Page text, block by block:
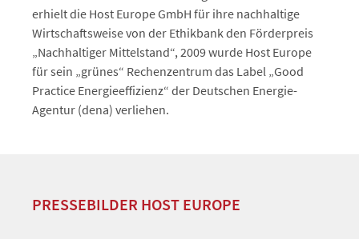
erhielt die Host Europe GmbH für ihre nachhaltige
Wirtschaftsweise von der Ethikbank den Förderpreis
„Nachhaltiger Mittelstand“, 2009 wurde Host Europe
für sein „grünes“ Rechenzentrum das Label „Good
Practice Energieeffizienz“ der Deutschen Energie-
Agentur (dena) verliehen.
PRESSEBILDER HOST EUROPE